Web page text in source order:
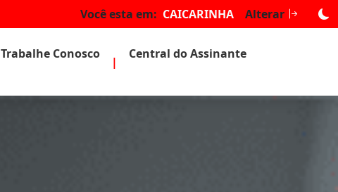
Você esta em: CAICARINHA Alterar
Trabalhe Conosco
|
Central do Assinante